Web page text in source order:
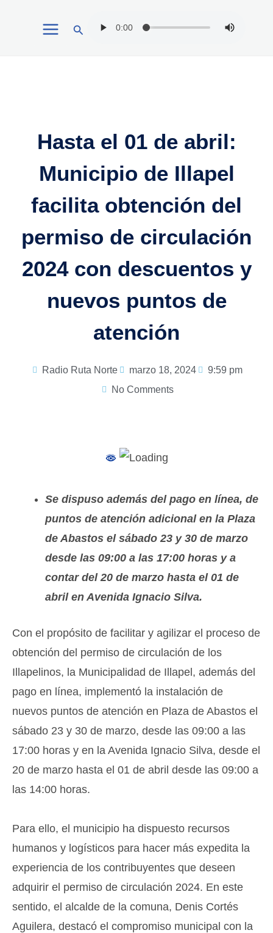
Buscar
Hasta el 01 de abril:
Municipio de Illapel
facilita obtención del
permiso de circulación
2024 con descuentos y
nuevos puntos de
atención
Radio Ruta Norte marzo 18, 2024
9:59 pm
No Comments
Se dispuso además del pago en línea, de
puntos de atención adicional en la Plaza
de Abastos el sábado 23 y 30 de marzo
desde las 09:00 a las 17:00 horas y a
contar del 20 de marzo hasta el 01 de
abril en Avenida Ignacio Silva.
Con el propósito de facilitar y agilizar el proceso de
obtención del permiso de circulación de los
Illapelinos, la Municipalidad de Illapel, además del
pago en línea, implementó la instalación de
nuevos puntos de atención en Plaza de Abastos el
sábado 23 y 30 de marzo, desde las 09:00 a las
17:00 horas y en la Avenida Ignacio Silva, desde el
20 de marzo hasta el 01 de abril desde las 09:00 a
las 14:00 horas.
Para ello, el municipio ha dispuesto recursos
humanos y logísticos para hacer más expedita la
experiencia de los contribuyentes que deseen
adquirir el permiso de circulación 2024. En este
sentido, el alcalde de la comuna, Denis Cortés
Aguilera, destacó el compromiso municipal con la